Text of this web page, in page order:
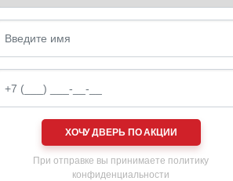
ХОЧУ ДВЕРЬ ПО АКЦИИ
При отправке вы принимаете политику
конфиденциальности